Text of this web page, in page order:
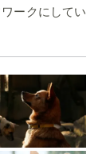
ークにしてい